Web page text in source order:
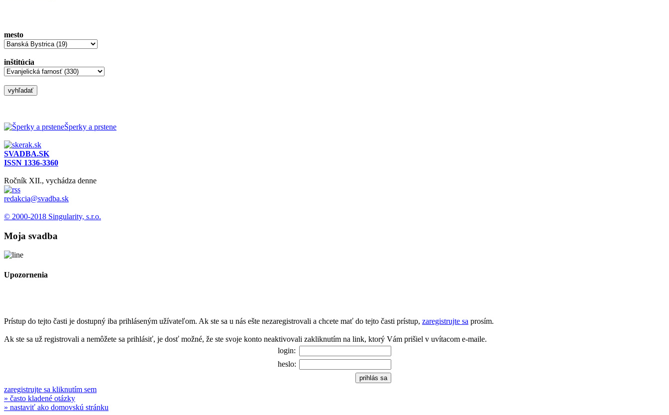
mesto
inštitúcia
Šperky a prstene
SVADBA.SK
ISSN 1336-3360
Ročník XII., vychádza denne
redakcia@svadba.sk
© 2000-2018 Singularity, s.r.o.
Moja svadba
Upozornenia
Prístup do tejto časti je dostupný iba prihláseným užívateľom. Ak ste sa u nás ešte nezaregistrovali a chcete mať do tejto časti prístup, zaregistrujte sa prosím.
Ak ste sa už registrovali a nemôžete sa prihlásiť, je dosť možné, že ste svoje konto neaktivovali zakliknutím na link, ktorý Vám prišiel v uvítacom e-maile.
login:
heslo:
zaregistrujte sa kliknutím sem
» často kladené otázky
» nastaviť ako domovskú stránku